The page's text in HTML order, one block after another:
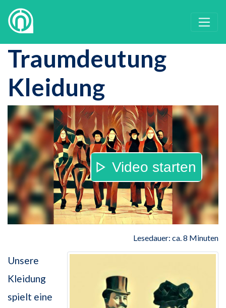
Traumdeutung
Kleidung
Video starten
Lesedauer: ca. 8 Minuten
Unsere
Kleidung
spielt eine